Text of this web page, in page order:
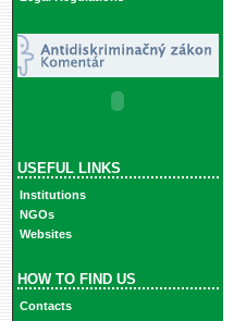
USEFUL LINKS
Institutions
NGOs
Websites
HOW TO FIND US
Contacts